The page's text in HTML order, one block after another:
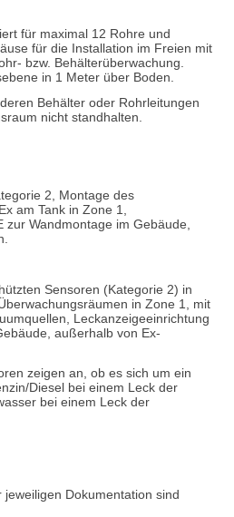
für maximal 12 Rohre und
für die Installation im Freien mit
bzw. Behälterüberwachung.
in 1 Meter über Boden.
Behälter oder Rohrleitungen
nicht standhalten.
2, Montage des
am Tank in Zone 1,
Wandmontage im Gebäude,
Sensoren (Kategorie 2) in
in Zone 1, mit
Leckanzeigeeinrichtung
außerhalb von Ex-
zeigen an, ob es sich um ein
Diesel bei einem Leck der
bei einem Leck der
jeweiligen Dokumentation sind